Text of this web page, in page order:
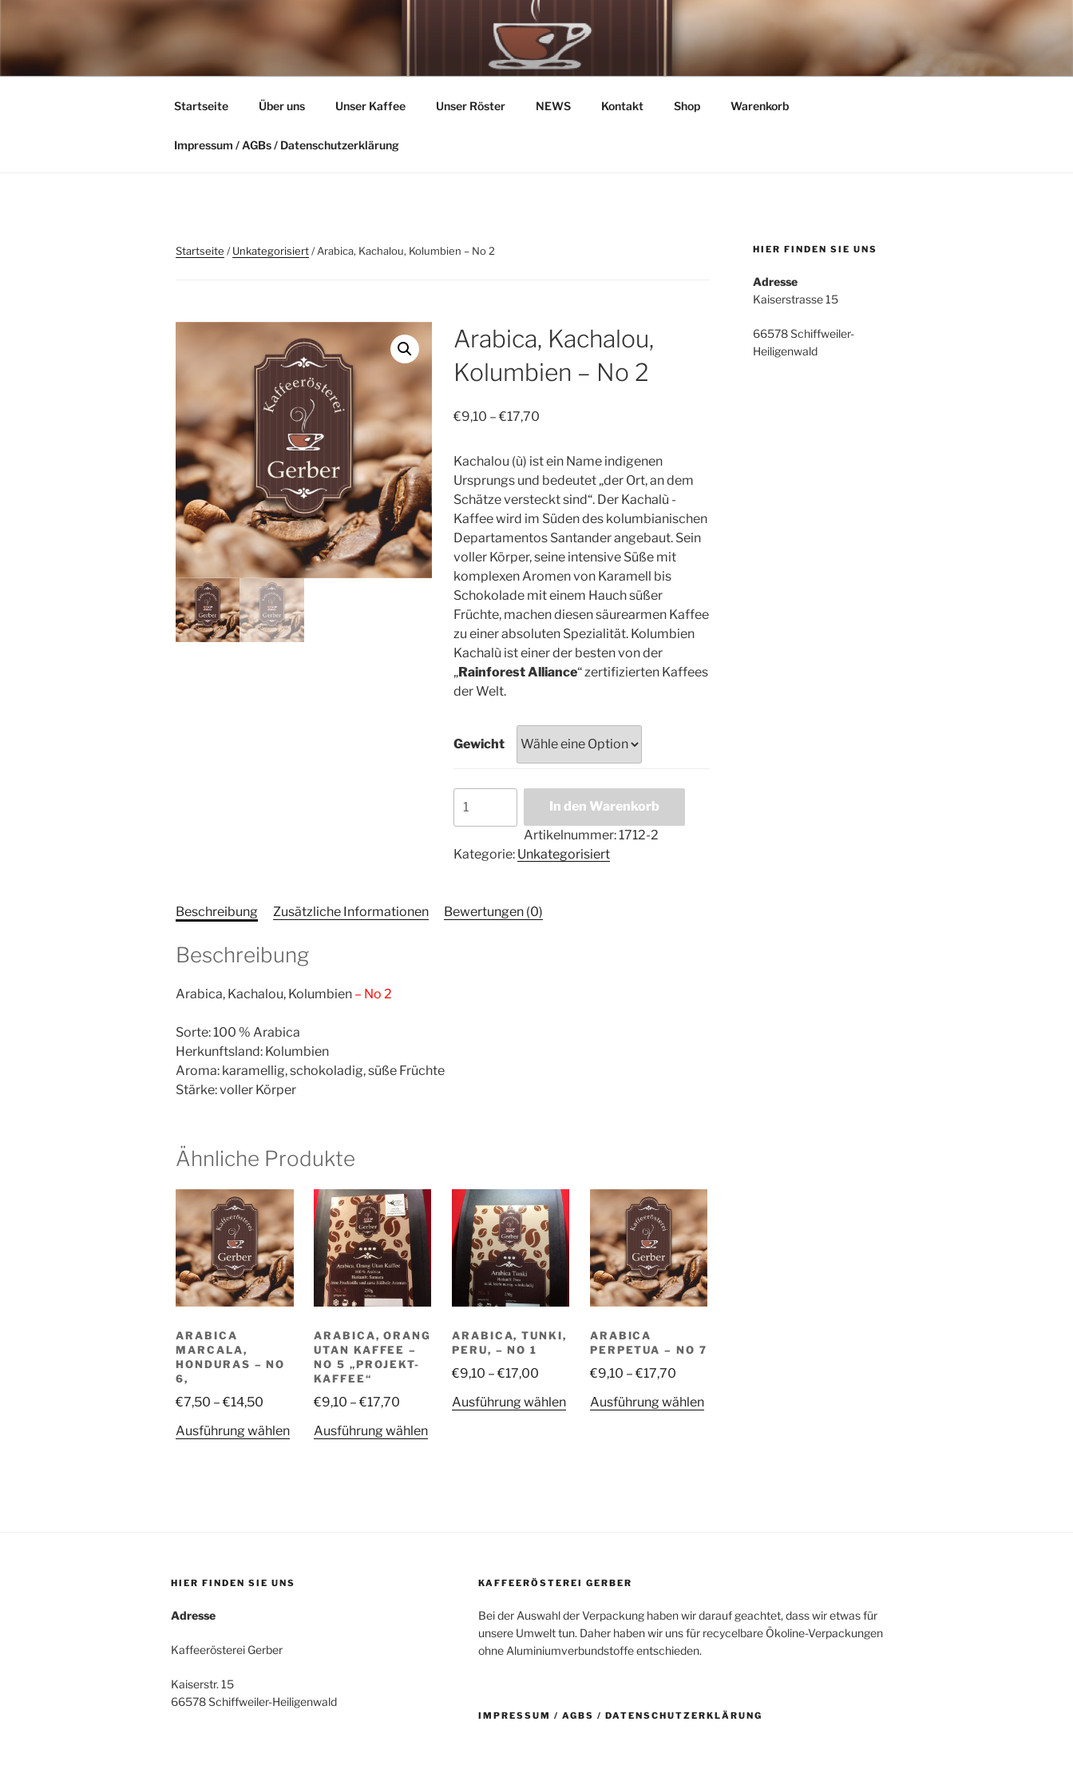
springen
KAFFEERÖSTEREI GERBER
Kaffee kommt nicht aus der Maschine sondern vom Herzen
Startseite Über uns Unser Kaffee Unser Röster NEWS Kontakt Shop Warenkorb
Impressum / AGBs / Datenschutzerklärung
Startseite /Unkategorisiert/ Arabica, Kachalou, Kolumbien – No 2
Arabica, Kachalou,
Kolumbien – No 2
€9,10 –€17,70
Kachalou (ù) ist ein Name indigenen
Ursprungs und bedeutet „der Ort, an dem
Schätze versteckt sind“. Der Kachalù -
Kaffee wird im Süden des kolumbianischen
Departamentos Santander angebaut. Sein
voller Körper, seine intensive Süße mit
komplexen Aromen von Karamell bis
Schokolade mit einem Hauch süßer
Früchte, machen diesen säurearmen Kaffee
zu einer absoluten Spezialität. Kolumbien
Kachalù ist einer der besten von der
„Rainforest Alliance“ zertifizierten Kaffees
der Welt.
Gewicht
Kachalou,
-
Menge
In den Warenkorb
Artikelnummer: 1712-2
Kategorie: Unkategorisiert
Beschreibung Zusätzliche Informationen Bewertungen (0)
Beschreibung
Arabica, Kachalou, Kolumbien – No 2
Sorte: 100 % Arabica
Herkunftsland: Kolumbien
Aroma: karamellig, schokoladig, süße Früchte
Stärke: voller Körper
Ähnliche Produkte
ARABICA
MARCALA,
HONDURAS – NO
6,
€7,50 –€14,50
Ausführung wählenDieses
können
ARABICA, ORANG
UTAN KAFFEE –
NO 5 „PROJEKT-
KAFFEE“
€9,10 –€17,70
Ausführung wählenDieses
Produktseite
ARABICA, TUNKI,
PERU, – NO 1
€9,10 –€17,00
Ausführung wählenDieses
Produktseite
gewählt
werden
ARABICA
PERPETUA – NO 7
€9,10 –€17,70
Ausführung wählenDieses
Produktseite
gewählt
HIER FINDEN SIE UNS
Adresse
Kaiserstrasse 15
66578 Schiffweiler-
Heiligenwald
HIER FINDEN SIE UNS
Adresse
Kaffeerösterei Gerber
Kaiserstr. 15
66578 Schiffweiler-Heiligenwald
KAFFEERÖSTEREI GERBER
Bei der Auswahl der Verpackung haben wir darauf geachtet, dass wir etwas für
unsere Umwelt tun. Daher haben wir uns für recycelbare Ökoline-Verpackungen
ohne Aluminiumverbundstoffe entschieden.
IMPRESSUM / AGBS / DATENSCHUTZERKLÄRUNG